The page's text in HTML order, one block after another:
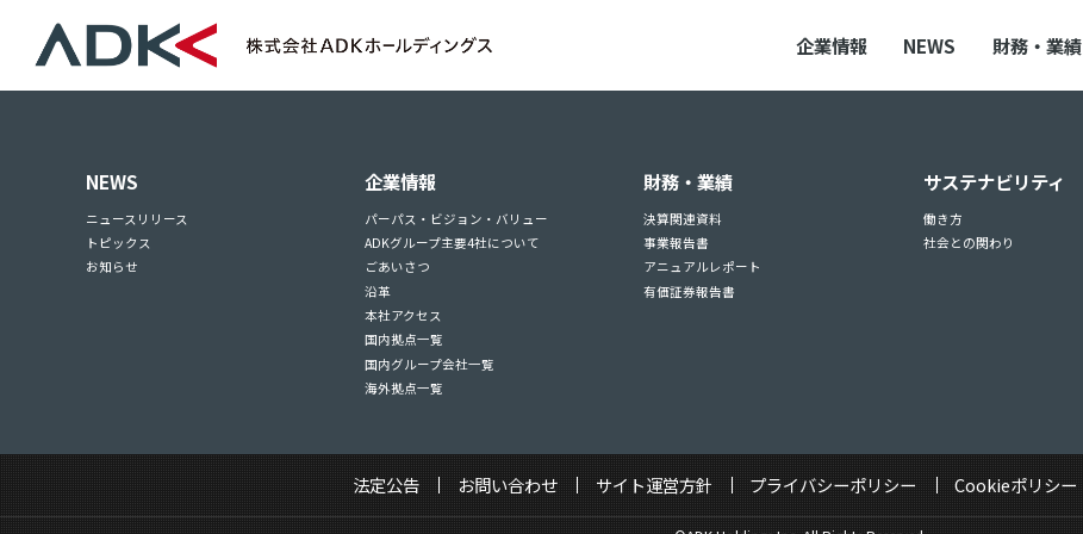
企業情報 NEWS 財務・業績
NEWS
ニュースリリース
トピックス
お知らせ
企業情報
パーパス・ビジョン・バリュー
ADKグループ主要4社について
ごあいさつ
沿革
本社アクセス
国内拠点一覧
国内グループ会社一覧
海外拠点一覧
財務・業績
決算関連資料
事業報告書
アニュアルレポート
有価証券報告書
サステナビリティ
働き方
社会との関わり
法定公告 お問い合わせ サイト運営方針 プライバシーポリシー Cookieポリシー